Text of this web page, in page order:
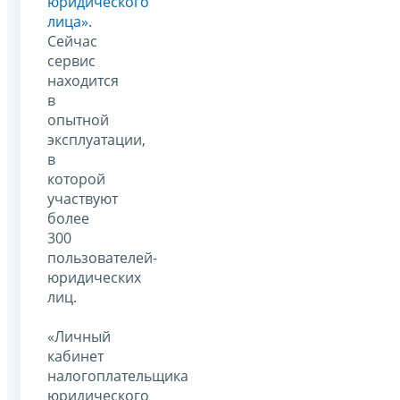
лица».
Сейчас
сервис
находится
в
опытной
эксплуатации,
в
которой
участвуют
более
300
пользователей-
юридических
лиц.
«Личный
кабинет
налогоплательщика
юридического